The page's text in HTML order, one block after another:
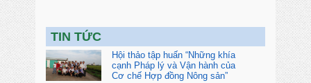
TIN TỨC
Hội thảo tập huấn “Những khía
cạnh Pháp lý và Vận hành của
Cơ chế Hợp đồng Nông sản”